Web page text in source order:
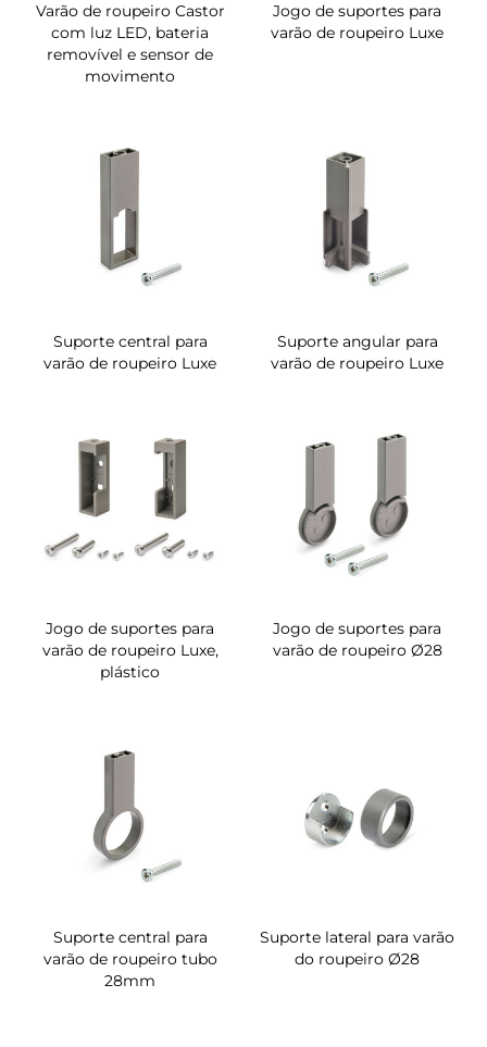
Varão de roupeiro Castor
com luz LED, bateria
removível e sensor de
movimento
Jogo de suportes para
varão de roupeiro Luxe
Suporte central para
varão de roupeiro Luxe
Suporte angular para
varão de roupeiro Luxe
Jogo de suportes para
varão de roupeiro Luxe,
plástico
Jogo de suportes para
varão de roupeiro Ø28
Suporte central para
varão de roupeiro tubo
28mm
Suporte lateral para varão
do roupeiro Ø28